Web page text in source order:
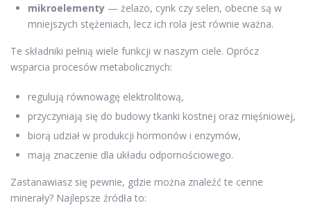
mikroelementy — żelazo, cynk czy selen, obecne są w
mniejszych stężeniach, lecz ich rola jest równie ważna.
Te składniki pełnią wiele funkcji w naszym ciele. Oprócz
wsparcia procesów metabolicznych:
regulują równowagę elektrolitową,
przyczyniają się do budowy tkanki kostnej oraz mięśniowej,
biorą udział w produkcji hormonów i enzymów,
mają znaczenie dla układu odpornościowego.
Zastanawiasz się pewnie, gdzie można znaleźć te cenne
minerały? Najlepsze źródła to: